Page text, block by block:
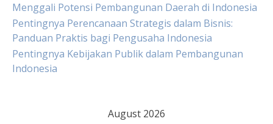
Menggali Potensi Pembangunan Daerah di Indonesia
Pentingnya Perencanaan Strategis dalam Bisnis:
Panduan Praktis bagi Pengusaha Indonesia
Pentingnya Kebijakan Publik dalam Pembangunan
Indonesia
August 2026